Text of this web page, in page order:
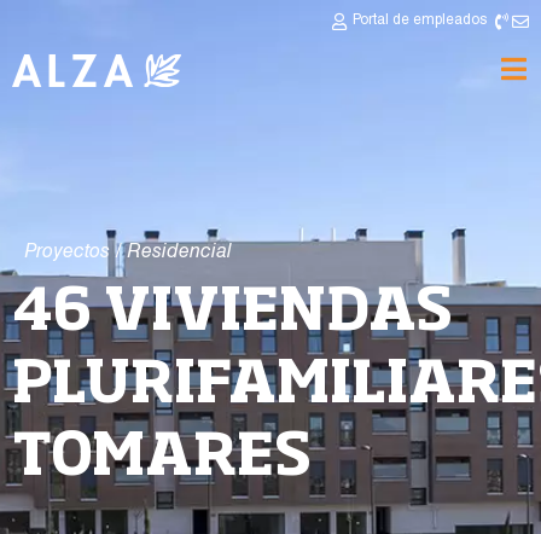
Portal de empleados
Proyectos / Residencial
46 VIVIENDAS
TOMARES